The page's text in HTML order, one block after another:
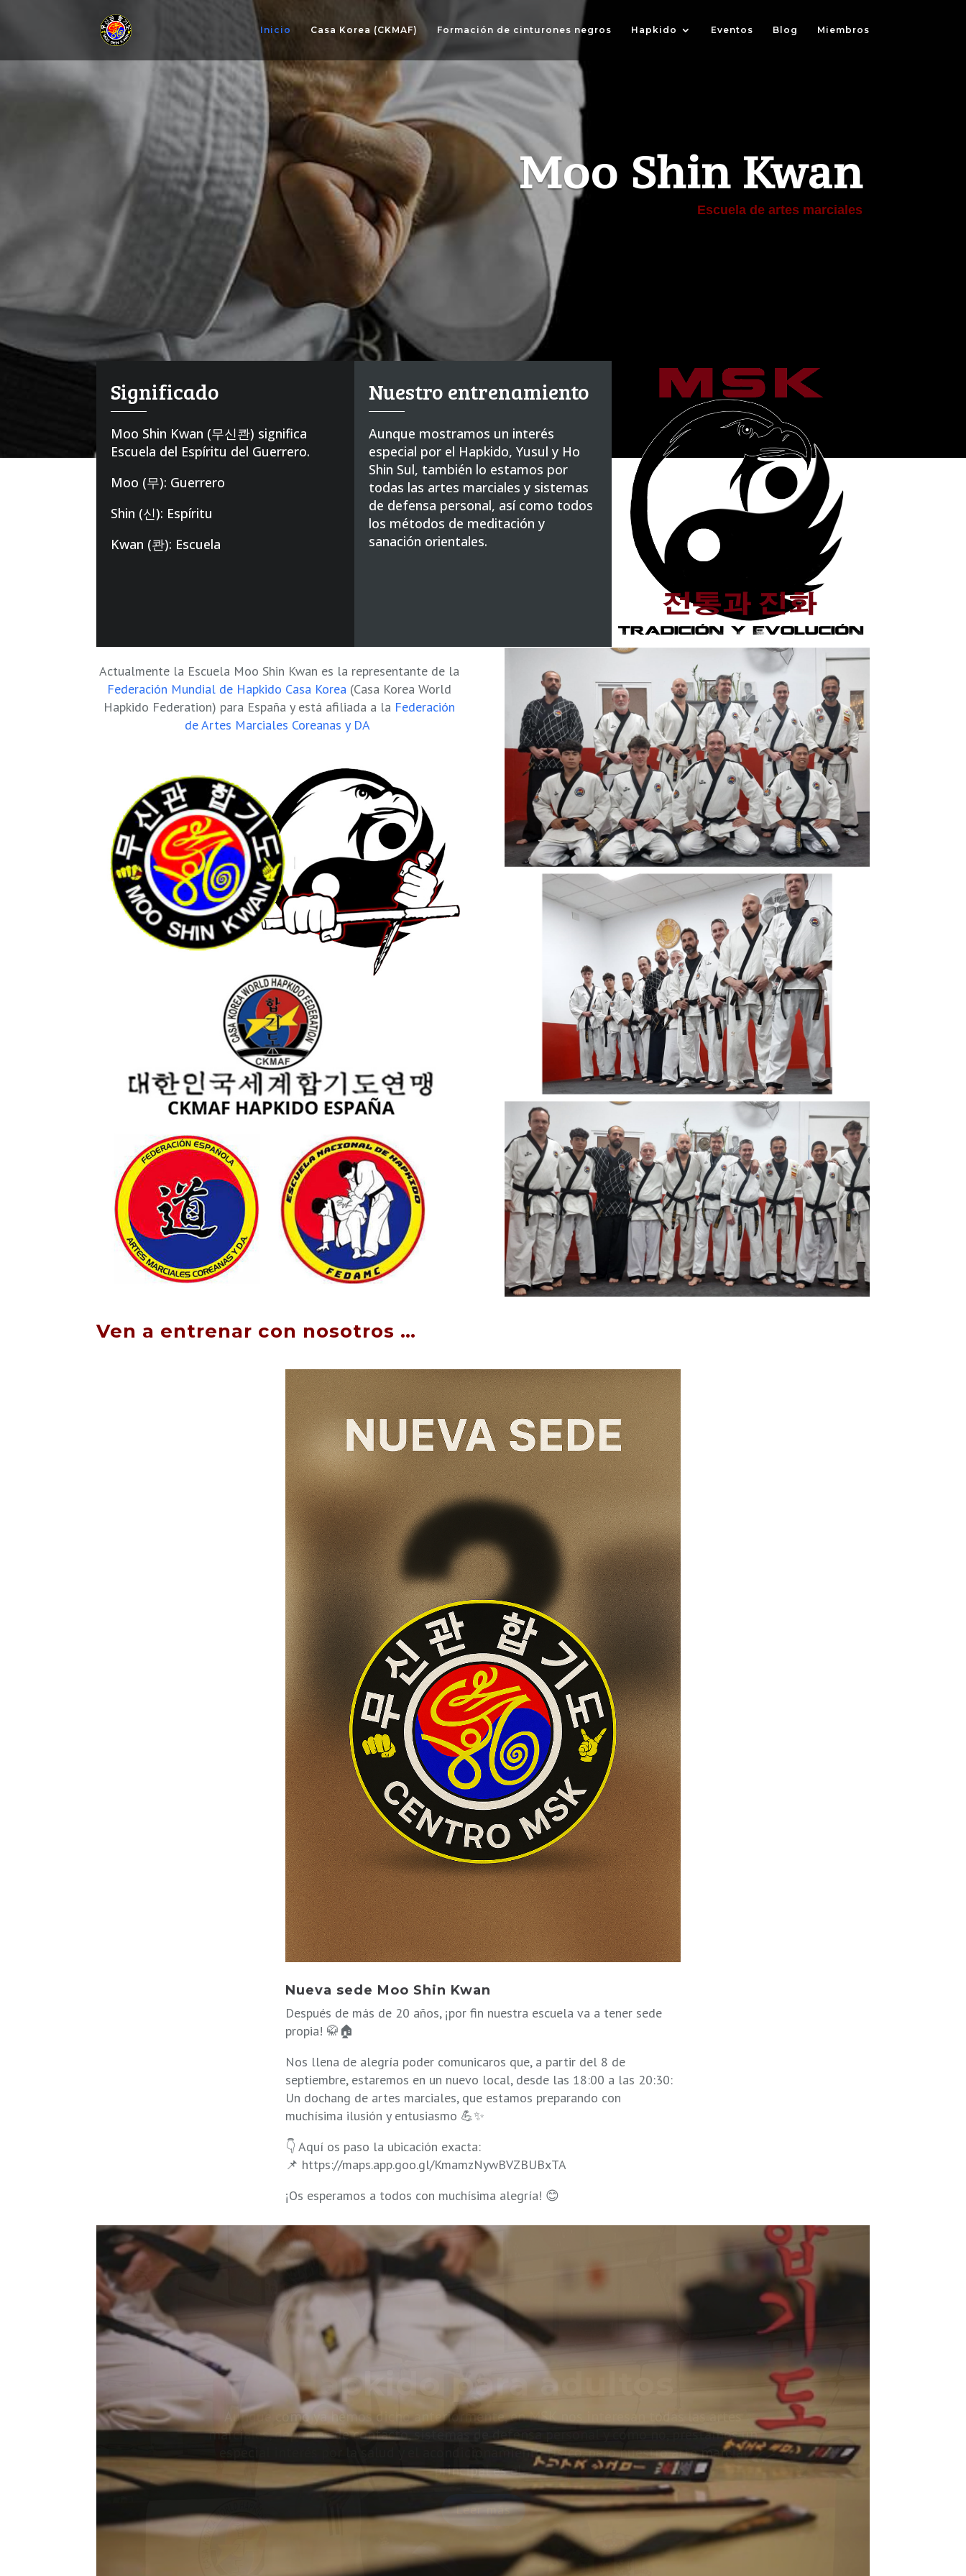
Inicio Casa Korea (CKMAF) Formación de cinturones negros Hapkido Eventos Blog Miembros
Moo Shin Kwan
Escuela de artes marciales
Significado
Moo Shin Kwan (무신콴) significa
Escuela del Espíritu del Guerrero.
Moo (무): Guerrero
Shin (신): Espíritu
Kwan (콴): Escuela
Nuestro entrenamiento
Aunque mostramos un interés
especial por el Hapkido, Yusul y Ho
Shin Sul, también lo estamos por
todas las artes marciales y sistemas
de defensa personal, así como todos
los métodos de meditación y
sanación orientales.
Actualmente la Escuela Moo Shin Kwan es la representante de la
Federación Mundial de Hapkido Casa Korea(Casa Korea World
Hapkido Federation) para España y está afiliada a la Federación
de Artes Marciales Coreanas y DA
Ven a entrenar con nosotros …
Nueva sede Moo Shin Kwan
Después de más de 20 años, ¡por fin nuestra escuela va a tener sede
propia! 🥋🏠
Nos llena de alegría poder comunicaros que, a partir del 8 de
septiembre, estaremos en un nuevo local, desde las 18:00 a las 20:30:
Un dochang de artes marciales, que estamos preparando con
muchísima ilusión y entusiasmo 💪✨
👇 Aquí os paso la ubicación exacta:
📌 https://maps.app.goo.gl/KmamzNywBVZBUBxTA
¡Os esperamos a todos con muchísima alegría! 😊
Formación en hapkido para
cinturones negros de cualquier
arte marcial
Desde la escuela Moo Shin Kwan de Hapkido, queremos difundir la enseñanza y la practica
de nuestro estilo de hapkido. Por ello hacemos estos grupos de formación en los que
intentamos enseñar todas las técnicas necesarias para poder examinarse de cinturón negro
de...